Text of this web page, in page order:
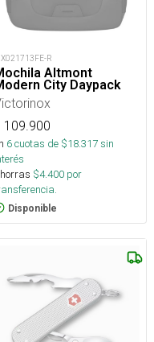
R
Altmont
City Daypack
109.900
6cuotas de $18.317sin
$4.400 por
Disponible